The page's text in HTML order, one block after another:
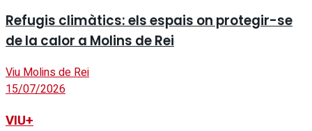
Refugis climàtics: els espais on protegir-se
de la calor a Molins de Rei
Viu Molins de Rei
15/07/2026
VIU+